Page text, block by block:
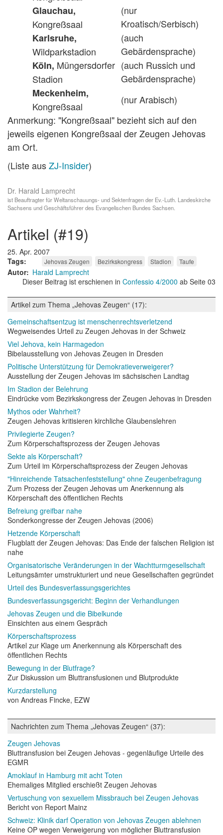
Glauchau,
Kongreßsaal
(nur
Kroatisch/Serbisch)
Karlsruhe,
Wildparkstadion
(auch
Gebärdensprache)
Köln, Müngersdorfer
Stadion
(auch Russich und
Gebärdensprache)
Meckenheim,
Kongreßsaal
(nur Arabisch)
Anmerkung: "Kongreßsaal" bezieht sich auf den
jeweils eigenen Kongreßsaal der Zeugen Jehovas
am Ort.
(Liste ausZJ-Insider)
Dr. Harald Lamprecht
ist Beauftragter für Weltanschauungs- und Sektenfragen der Ev.-Luth. Landeskirche
Sachsens und Geschäftsführer des Evangelischen Bundes Sachsen.
artikel (#19)
25. Apr. 2007
Tags
Jehovas Zeugen Bezirkskongress Stadion Taufe
Autor
Harald Lamprecht
Dieser Beitrag ist erschienen in Confessio 4/2000 ab Seite 03
Artikel zum Thema „Jehovas Zeugen“ (17):
Gemeinschaftsentzug ist menschenrechtsverletzend
Wegweisendes Urteil zu Zeugen Jehovas in der Schweiz
Viel Jehova, kein Harmagedon
Bibelausstellung von Jehovas Zeugen in Dresden
Politische Unterstützung für Demokratieverweigerer?
Ausstellung der Zeugen Jehovas im sächsischen Landtag
Im Stadion der Belehrung
Eindrücke vom Bezirkskongress der Zeugen Jehovas in Dresden
Mythos oder Wahrheit?
Zeugen Jehovas kritisieren kirchliche Glaubenslehren
Privilegierte Zeugen?
Zum Körperschaftsprozess der Zeugen Jehovas
Sekte als Körperschaft?
Zum Urteil im Körperschaftsprozess der Zeugen Jehovas
"Hinreichende Tatsachenfeststellung" ohne Zeugenbefragung
Zum Prozess der Zeugen Jehovas um Anerkennung als
Körperschaft des öffentlichen Rechts
Befreiung greifbar nahe
Sonderkongresse der Zeugen Jehovas (2006)
Hetzende Körperschaft
Flugblatt der Zeugen Jehovas: Das Ende der falschen Religion ist
nahe
Organisatorische Veränderungen in der Wachtturmgesellschaft
Leitungsämter umstrukturiert und neue Gesellschaften gegründet
Urteil des Bundesverfassungsgerichtes
Bundesverfassungsgericht: Beginn der Verhandlungen
Jehovas Zeugen und die Bibelkunde
Einsichten aus einem Gespräch
Körperschaftsprozess
Artikel zur Klage um Anerkennung als Körperschaft des
öffentlichen Rechts
Bewegung in der Blutfrage?
Zur Diskussion um Bluttransfusionen und Blutprodukte
Kurzdarstellung
von Andreas Fincke, EZW
Nachrichten zum Thema „Jehovas Zeugen“ (37):
Zeugen Jehovas
Bluttransfusion bei Zeugen Jehovas - gegenläufige Urteile des
EGMR
Amoklauf in Hamburg mit acht Toten
Ehemaliges Mitglied erschießt Zeugen Jehovas
Vertuschung von sexuellem Missbrauch bei Zeugen Jehovas
Bericht von Report Mainz
Schweiz: Klinik darf Operation von Jehovas Zeugen ablehnen
Keine OP wegen Verweigerung von möglicher Bluttransfusion